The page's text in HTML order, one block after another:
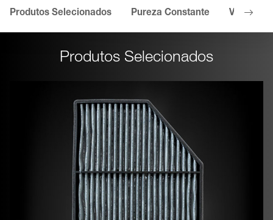
Produtos Selecionados Pureza Constante Vídeo
Produtos Selecionados